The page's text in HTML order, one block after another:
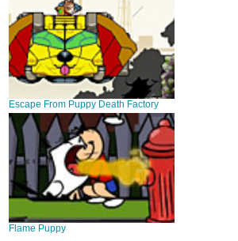
Escape From Puppy Death Factory
Flame Puppy